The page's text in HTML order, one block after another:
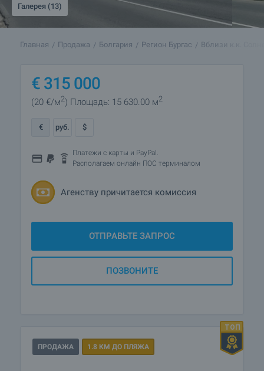
Галерея (13)
Главная Продажа Болгария Регион Бургас Вблизи к.к.
€ 315 000
(20 €/м2) Площадь: 15 630.00 м2
€ руб. $
Платежи с карты и PayPal.
Располагаем онлайн ПОС терминалом
Агенству причитается комиссия
ОТПРАВЬТЕ ЗАПРОС
ПОЗВОНИТЕ
ПРОДАЖА 1.8 КМ ДО ПЛЯЖА